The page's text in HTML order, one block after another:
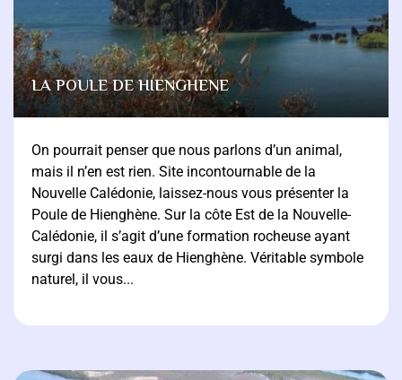
LA POULE DE HIENGHENE
On pourrait penser que nous parlons d’un animal,
mais il n’en est rien. Site incontournable de la
Nouvelle Calédonie, laissez-nous vous présenter la
Poule de Hienghène. Sur la côte Est de la Nouvelle-
Calédonie, il s’agit d’une formation rocheuse ayant
surgi dans les eaux de Hienghène. Véritable symbole
naturel, il vous...